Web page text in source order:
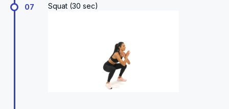
07 Squat (30 sec)